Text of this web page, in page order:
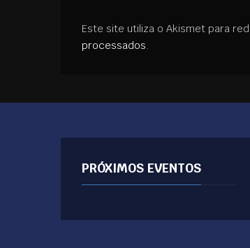
Este site utiliza o Akismet para
processados.
PRÓXIMOS EVENTOS